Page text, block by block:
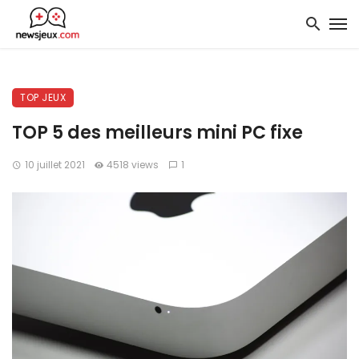
TOP JEUX
TOP 5 des meilleurs mini PC fixe
10 juillet 2021 4518 views 1